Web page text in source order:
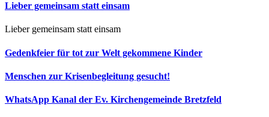
Lieber gemeinsam statt einsam
Lieber gemeinsam statt einsam
Gedenkfeier für tot zur Welt gekommene Kinder
Menschen zur Krisenbegleitung gesucht!
WhatsApp Kanal der Ev. Kirchengemeinde Bretzfeld